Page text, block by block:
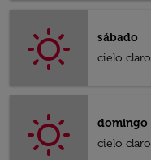
sábado
cielo claro
domingo
cielo claro